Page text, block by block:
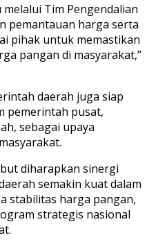
Tim Pengendalian
pemantauan harga serta
pihak untuk memastikan
pangan di masyarakat,”
daerah juga siap
pemerintah pusat,
sebagai upaya
diharapkan sinergi
semakin kuat dalam
stabilitas harga pangan,
strategis nasional